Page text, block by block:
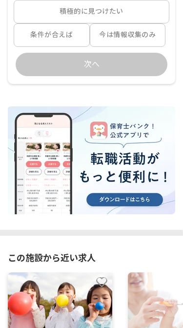
積極的に見つけたい
条件が合えば 今は情報収集のみ
次へ
この施設から近い求人